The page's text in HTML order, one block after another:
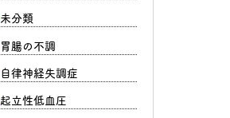
未分類
胃腸の不調
自律神経失調症
起立性低血圧